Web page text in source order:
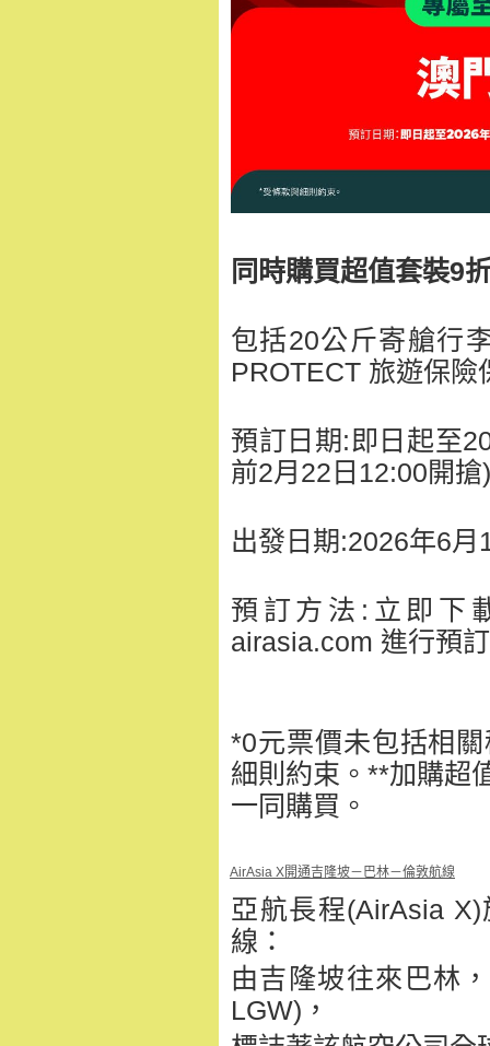
同時購買超值套裝9
包括20公斤寄艙行
PROTECT 旅遊保險
預訂日期:即日起至
前2月22日12:00開搶)
出發日期:2026年6
預訂方法:立即下
airasia.com 進行預訂
*0元票價未包括相
細則約束。**加購超
一同購買。
AirAsia X開通吉隆坡－巴林－倫敦航線
亞航長程(AirAsia
線：
由吉隆坡往來巴林
LGW)，